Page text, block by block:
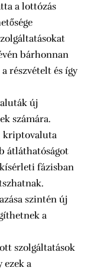
a lottózás
bárhonnan
részvételt és így
új
számára.
kriptovaluta
átláthatóságot
fázisban
szintén új
a
szolgáltatások
ezek a